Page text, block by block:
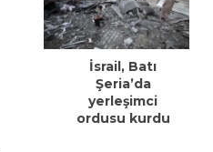
İsrail, Batı
Şeria’da
yerleşimci
ordusu kurdu